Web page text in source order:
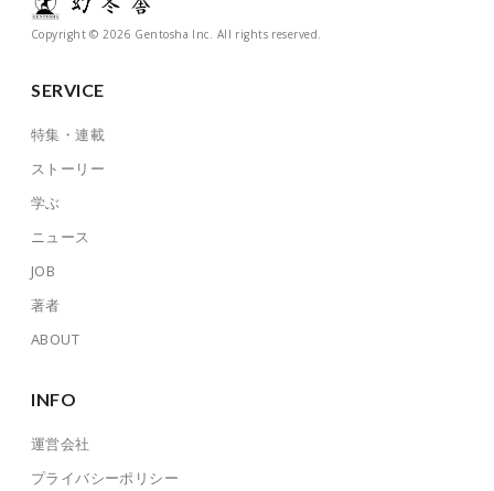
Copyright © 2026 Gentosha Inc. All rights reserved.
SERVICE
特集・連載
ストーリー
学ぶ
ニュース
JOB
著者
ABOUT
INFO
運営会社
プライバシーポリシー